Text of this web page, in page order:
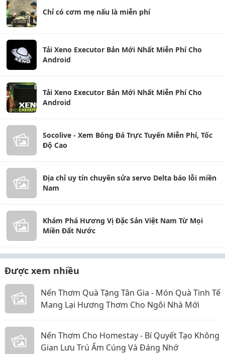
Chỉ có cơm mẹ nấu là miễn phí
Tải Xeno Executor Bản Mới Nhất Miễn Phí Cho
Android
Tải Xeno Executor Bản Mới Nhất Miễn Phí Cho
Android
Socolive - Xem Bóng Đá Trực Tuyến Miễn Phí, Tốc
Độ Cao
Địa chỉ uy tín chuyên sửa servo Delta báo lỗi miền
Nam
Khám Phá Hương Vị Đặc Sản Việt Nam Từ Mọi
Miền Đất Nước
Được xem nhiều
Nến Thơm Quà Tặng Tân Gia - Món Quà Tinh Tế
Mang Lại Hương Thơm Cho Ngôi Nhà Mới
Nến Thơm Cho Homestay - Bí Quyết Tạo Không
Gian Lưu Trú Ấm Cúng Và Đáng Nhớ